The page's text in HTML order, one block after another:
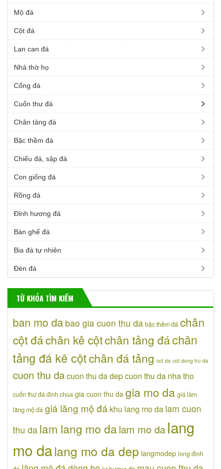
Mộ đá
Cột đá
Lan can đá
Nhà thờ họ
Cổng đá
Cuốn thư đá
Chân tảng đá
Bậc thềm đá
Chiếu đá, sập đá
Con giống đá
Rồng đá
Đỉnh hương đá
Bàn ghế đá
Bia đá tự nhiên
Đèn đá
TỪ KHÓA TÌM KIẾM
ban mo da bao gia cuon thu da bậc thềm đá chân
cột đáchân kê cộtchân tảng đáchân
tảng đá kê cộtchân đá tảng cot da cot dong tru da
cuon thu dacuon thu da depcuon thu da nha tho
cuốn thư đá đình chùa gia cuon thu da gia mo da giá làm
lăng mộ đá giá lăng mộ đá khu lang mo da lam cuon
thu da lam lang mo dalam mo da lang
mo dalang mo da dep langmodep long đình